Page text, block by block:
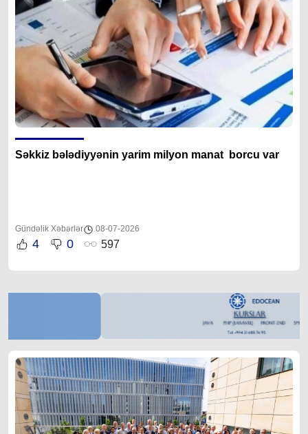
Səkkiz bələdiyyənin yarim milyon manat borcu var
Gündəlik Xəbərlər 08-07-2026
4 0 597